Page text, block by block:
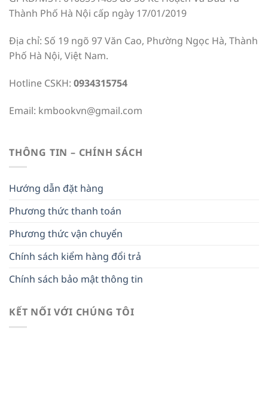
Thành Phố Hà Nội cấp ngày 17/01/2019
Địa chỉ: Số 19 ngõ 97 Văn Cao, Phường Ngọc Hà, Thành
Phố Hà Nội, Việt Nam.
Hotline CSKH: 0934315754
Email: kmbookvn@gmail.com
THÔNG TIN – CHÍNH SÁCH
Hướng dẫn đặt hàng
Phương thức thanh toán
Phương thức vận chuyển
Chính sách kiểm hàng đổi trả
Chính sách bảo mật thông tin
KẾT NỐI VỚI CHÚNG TÔI